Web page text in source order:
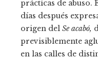
prácticas de abuso.
días después
origen del Se acabó,
previsiblemente
en las calles de